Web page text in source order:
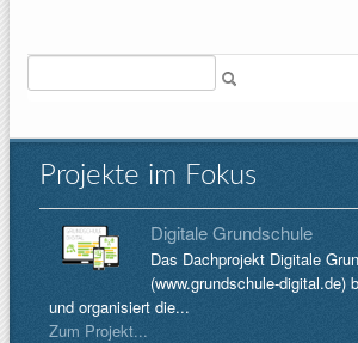
Projekte im Fokus
Digitale Grundschule
Das Dachprojekt Digitale
(www.grundschule-digital.de)
und organisiert die...
Zum Projekt...